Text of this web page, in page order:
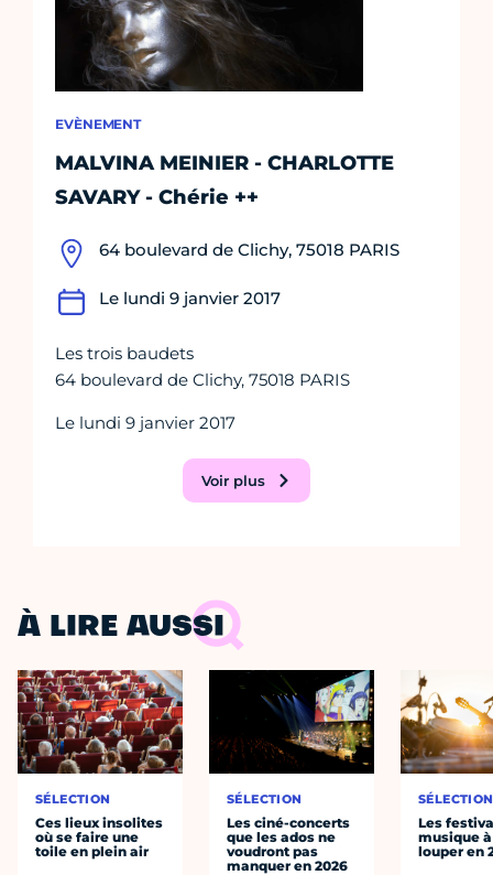
EVÈNEMENT
MALVINA MEINIER - CHARLOTTE
SAVARY - Chérie ++
64 boulevard de Clichy, 75018 PARIS
Le lundi 9 janvier 2017
Les trois baudets
64 boulevard de Clichy, 75018 PARIS
Le lundi 9 janvier 2017
Voir plus
À LIRE AUSSI
SÉLECTION
Ces lieux insolites
où se faire une
toile en plein air
SÉLECTION
Les ciné-concerts
que les ados ne
voudront pas
manquer en 2026
SÉLECTION
Les
musique
louper en